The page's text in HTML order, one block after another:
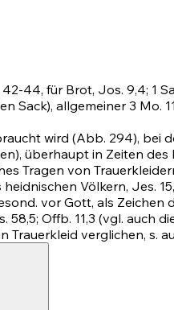
42-44, für Brot, Jos. 9,4; 1
Sack), allgemeiner3 Mo.
wird (Abb. 294), bei
überhaupt in Zeiten des
Tragen von
heidnischen Völkern, Jes.
vor Gott, als Zeichen
58,5; Offb. 11,3 (vgl. auch
Trauerkleid verglichen, s.